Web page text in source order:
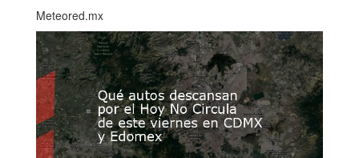
Meteored.mx